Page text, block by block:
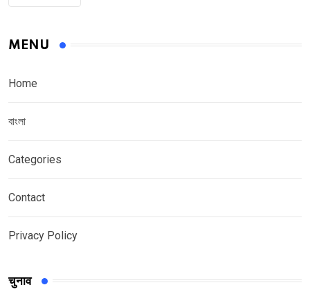
MENU
Home
বাংলা
Categories
Contact
Privacy Policy
चुनाव